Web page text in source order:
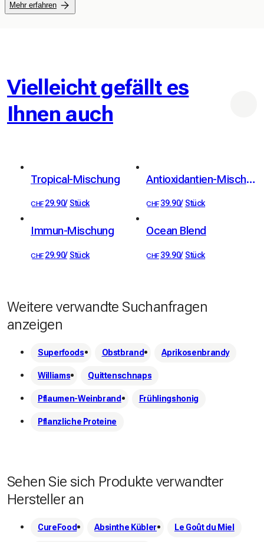
Mehr erfahren
Vielleicht gefällt es
Ihnen auch
Tropical-Mischung
CHF 29.90/ Stück
Antioxidantien-Mischung
CHF 39.90/ Stück
Immun-Mischung
CHF 29.90/ Stück
Ocean Blend
CHF 39.90/ Stück
Weitere verwandte Suchanfragen
anzeigen
Superfoods Obstbrand Aprikosenbrandy
Williams Quittenschnaps
Pflaumen-Weinbrand Frühlingshonig
Pflanzliche Proteine
Sehen Sie sich Produkte verwandter
Hersteller an
CureFood Absinthe Kübler Le Goût du Miel